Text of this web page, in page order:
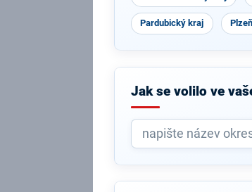
Pardubický kraj
Jak se volilo ve